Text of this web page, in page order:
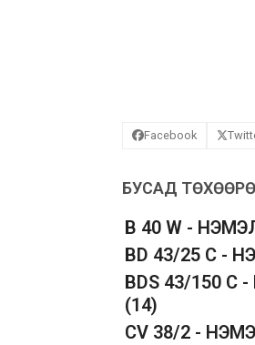
Facebook
БУСАД
B 40 W -
BD 43/25 C -
BDS 43/150
(14)
CV 38/2 -